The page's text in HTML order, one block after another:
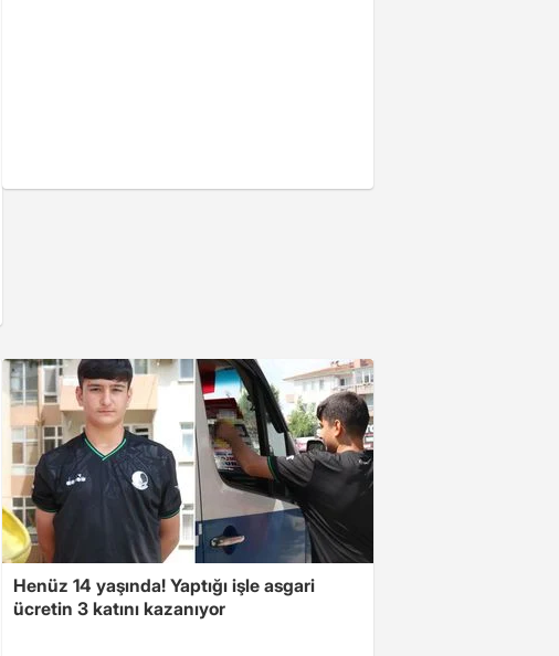
Henüz 14 yaşında! Yaptığı işle asgari
ücretin 3 katını kazanıyor